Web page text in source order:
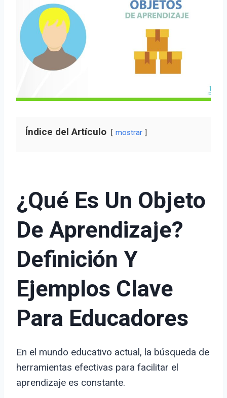
Índice del Artículo mostrar
¿Qué Es Un Objeto
De Aprendizaje?
Definición Y
Ejemplos Clave
Para Educadores
En el mundo educativo actual, la búsqueda de
herramientas efectivas para facilitar el
aprendizaje es constante.